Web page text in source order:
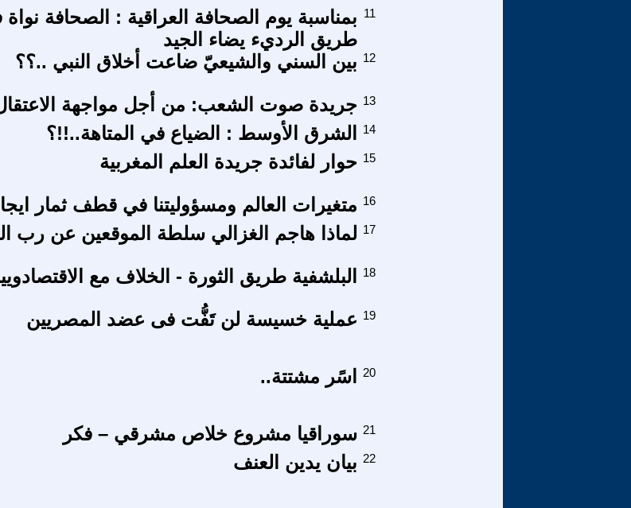
بمناسبة يوم الصحافة العراقية : الصحافة
طريق الرديء يضاء الجيد
11
بين السني والشيعيّ ضاعت أخلاق النبي ..؟؟ 12
جريدة صوت الشعب: من أجل مواجهة 13
الشرق الأوسط : الضياع في المتاهة..!!؟ 14
حوار لفائدة جريدة العلم المغربية 15
متغيرات العالم ومسؤوليتنا في قطف ثمار 16
لماذا هاجم الغزالي سلطة الموقعين عن رب 17
البلشفية طريق الثورة - الخلاف مع 18
عملية خسيسة لن تَفُّت فى عضد المصريين 19
اسًر مشتتة.. 20
سوراقيا مشروع خلاص مشرقي – فكر 21
بيان يدين العنف 22